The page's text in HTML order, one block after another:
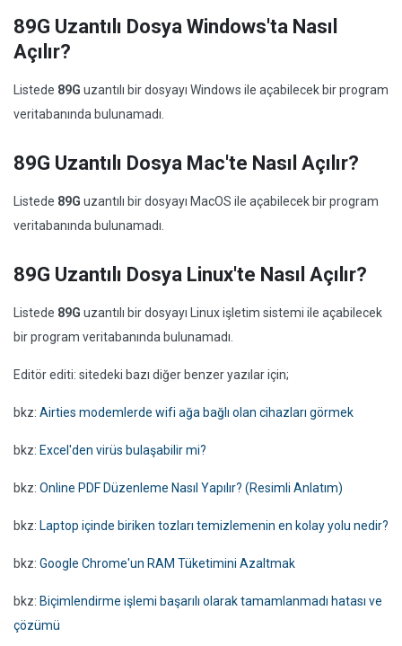
89G Uzantılı Dosya Windows'ta Nasıl
Açılır?
Listede 89G uzantılı bir dosyayı Windows ile açabilecek bir program
veritabanında bulunamadı.
89G Uzantılı Dosya Mac'te Nasıl Açılır?
Listede 89G uzantılı bir dosyayı MacOS ile açabilecek bir program
veritabanında bulunamadı.
89G Uzantılı Dosya Linux'te Nasıl Açılır?
Listede 89G uzantılı bir dosyayı Linux işletim sistemi ile açabilecek
bir program veritabanında bulunamadı.
Editör editi: sitedeki bazı diğer benzer yazılar için;
bkz: Airties modemlerde wifi ağa bağlı olan cihazları görmek
bkz: Excel'den virüs bulaşabilir mi?
bkz: Online PDF Düzenleme Nasıl Yapılır? (Resimli Anlatım)
bkz: Laptop içinde biriken tozları temizlemenin en kolay yolu nedir?
bkz: Google Chrome'un RAM Tüketimini Azaltmak
bkz: Biçimlendirme işlemi başarılı olarak tamamlanmadı hatası ve
çözümü